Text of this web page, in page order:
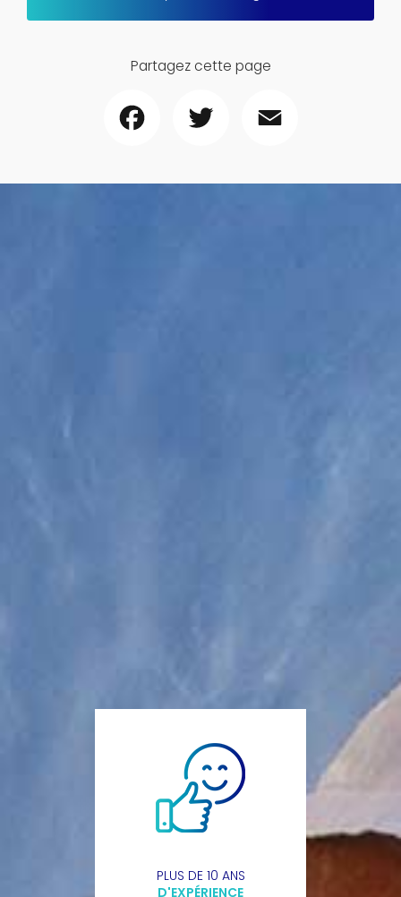
Partagez cette page
PLUS DE 10 ANS
D'EXPÉRIENCE